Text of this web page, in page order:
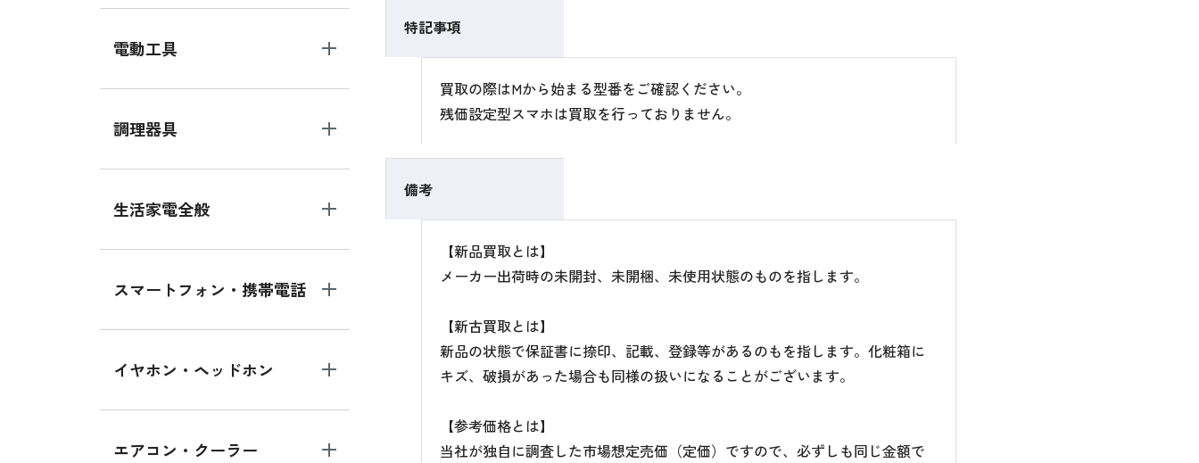
電動工具
調理器具
生活家電全般
スマートフォン・携帯電話
イヤホン・ヘッドホン
エアコン・クーラー
特記事項
買取の際はMから始まる型番をご確認ください。
残価設定型スマホは買取を行っておりません。
備考
【新品買取とは】
メーカー出荷時の未開封、未開梱、未使用状態のものを指します。
【新古買取とは】
新品の状態で保証書に捺印、記載、登録等があるのもを指します。化粧箱に
キズ、破損があった場合も同様の扱いになることがございます。
【参考価格とは】
当社が独自に調査した市場想定売価（定価）ですので、必ずしも同じ金額で